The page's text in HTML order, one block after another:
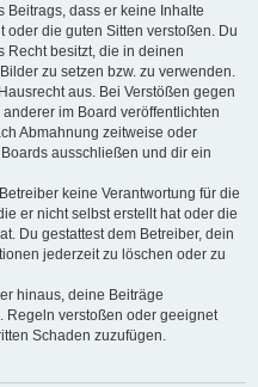
Beitrags, dass er keine Inhalte
die guten Sitten verstoßen. Du
Recht besitzt, die in deinen
zu setzen bzw. zu verwenden.
aus. Bei Verstößen gegen
im Board veröffentlichten
Abmahnung zeitweise oder
ausschließen und dir ein
keine Verantwortung für die
er nicht selbst erstellt hat oder die
Du gestattest dem Betreiber, dein
jederzeit zu löschen oder zu
hinaus, deine Beiträge
Regeln verstoßen oder geeignet
Schaden zuzufügen.